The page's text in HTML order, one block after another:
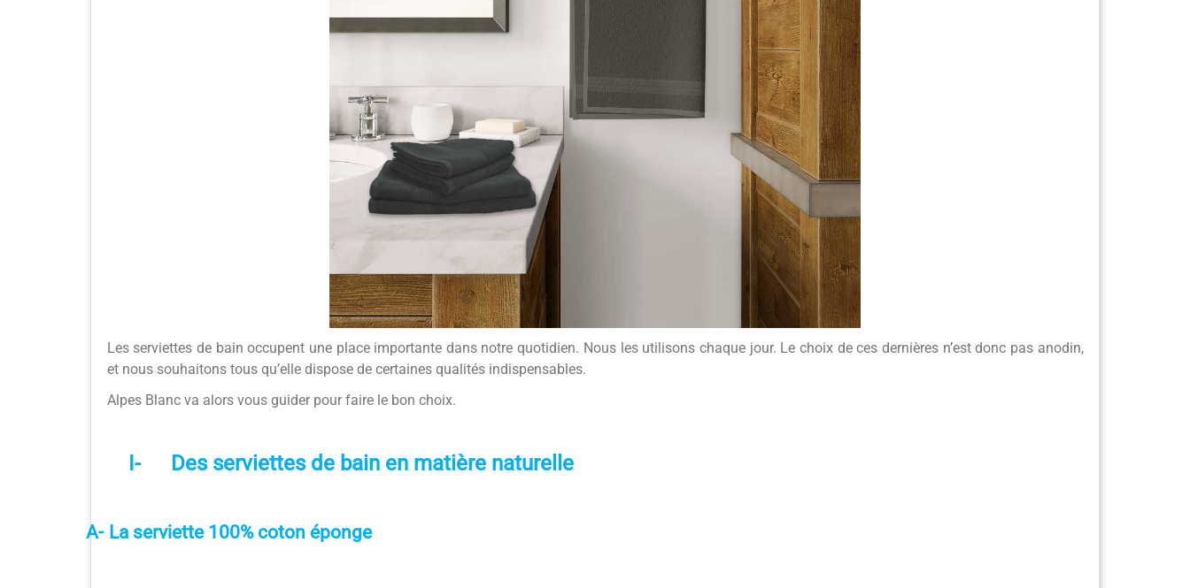
Les serviettes de bain occupent une place importante dans notre quotidien. Nous les utilisons chaque jour. Le choix de ces dernières n’est donc pas anodin,
et nous souhaitons tous qu’elle dispose de certaines qualités indispensables.
Alpes Blanc va alors vous guider pour faire le bon choix.
I- Des serviettes de bainen matière naturelle
A- La serviette 100% coton éponge